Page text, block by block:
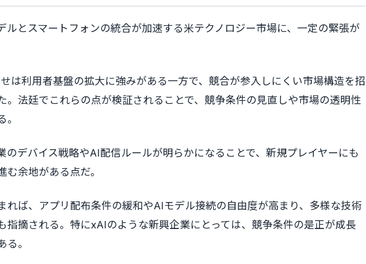
ルとスマートフォンの統合が加速する米テクノロジー市場に、一定の緊張が
は利用者基盤の拡大に強みがある一方で、競合が参入しにくい市場構造を招
。法廷でこれらの点が検証されることで、競争条件の見直しや市場の透明性
のデバイス戦略やAI配信ルールが明らかになることで、新規プレイヤーにも
余地がある点だ。
れば、アプリ配布条件の緩和やAIモデル接続の自由度が高まり、多様な技術
指摘される。特にxAIのような新興企業にとっては、競争条件の是正が成長
。